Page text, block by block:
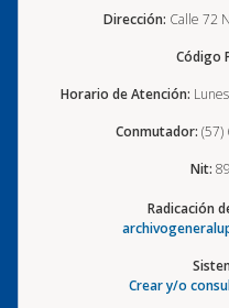
Dirección: Calle 72
Código
Horario de Atención:
Conmutador: (57)
Nit:
Radicación
Crear y/o